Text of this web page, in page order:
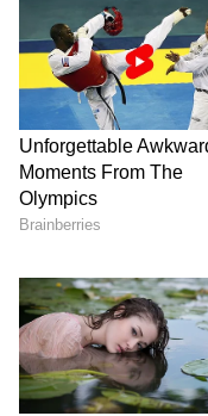
రుద్దుతారు.
పూర్తిగా
ఇసుకను పూర్తిగా
లేకుండానే
Image Credit :Gemini AI